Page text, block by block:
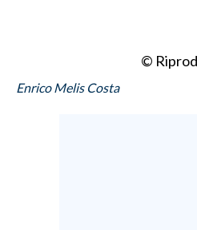
©
Enrico Melis Costa